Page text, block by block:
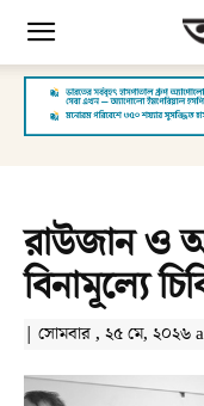
রাউজান ও
বিনামূল্যে
| সোমবার , ২৫ মে, ২০২৬ at